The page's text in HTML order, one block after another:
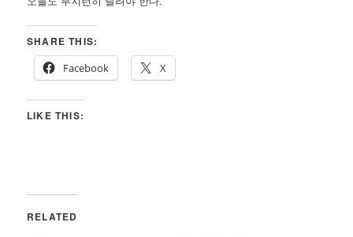
SHARE THIS:
Facebook
X
LIKE THIS:
RELATED